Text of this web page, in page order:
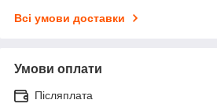
Всі умови доставки
Умови оплати
Післяплата